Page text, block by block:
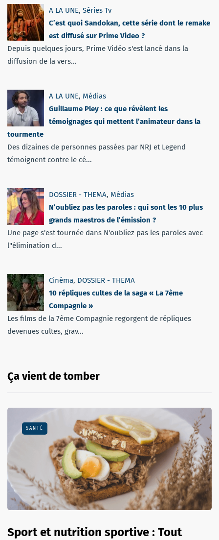
A LA UNE, Séries Tv
C’est quoi Sandokan, cette série dont le remake
est diffusé sur Prime Video ?
Depuis quelques jours, Prime Vidéo s'est lancé dans la
diffusion de la vers...
A LA UNE, Médias
Guillaume Pley : ce que révèlent les
témoignages qui mettent l’animateur dans la
tourmente
Des dizaines de personnes passées par NRJ et Legend
témoignent contre le cé...
DOSSIER - THEMA, Médias
N’oubliez pas les paroles : qui sont les 10 plus
grands maestros de l’émission ?
Une page s'est tournée dans N'oubliez pas les paroles avec
l''élimination d...
Cinéma, DOSSIER - THEMA
10 répliques cultes de la saga « La 7ème
Compagnie »
Les films de la 7ème Compagnie regorgent de répliques
devenues cultes, grav...
Ça vient de tomber
SANTÉ
Sport et nutrition sportive : Tout